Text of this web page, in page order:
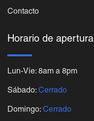
Contacto
Horario de apertura
Lun-Vie: 8am a 8pm
Sábado: Cerrado
Domingo: Cerrado